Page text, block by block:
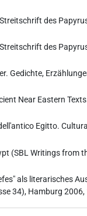
des
des
Gedichte,
Near Eastern
Egitto.
(SBL Writings from
als literarisches
34), Hamburg 2006,